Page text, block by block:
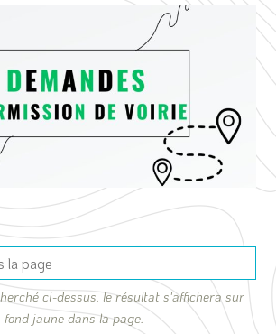
ci-dessus, le résultat s'affichera sur
fond jaune dans la page.